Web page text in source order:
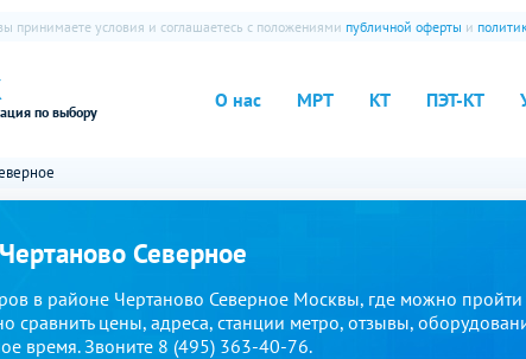
по выбору О нас МРТ КТ ПЭТ-КТ
принимаете условия и соглашаетесь с положениями публичной оферты и
Северное
в районе Чертаново Северное Москвы, где можно
сравнить цены, адреса, станции метро, отзывы,
время. Звоните 8 (495) 363-40-76.